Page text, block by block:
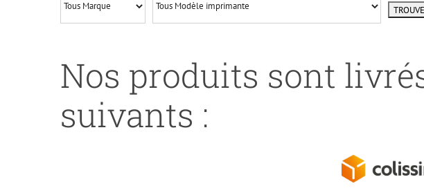
BK
Nos produits sont
suivants :